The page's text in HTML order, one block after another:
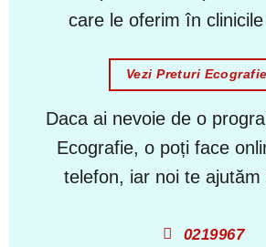
care le oferim în
Vezi Preturi Ecografie
Daca ai nevoie de o
Ecografie, o poți face
telefon, iar noi te ajutăm
0219967